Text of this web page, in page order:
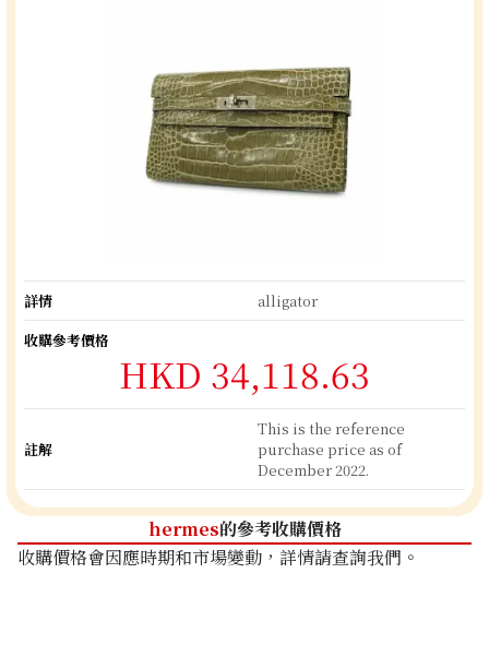
詳情
alligator
收購參考價格
HKD 34,118.63
註解
This is the reference
purchase price as of
December 2022.
hermes的參考收購價格
收購價格會因應時期和市場變動，詳情請查詢我們。